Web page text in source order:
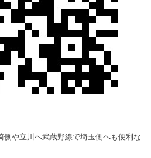
側や立川へ武蔵野線で埼玉側へも便利な